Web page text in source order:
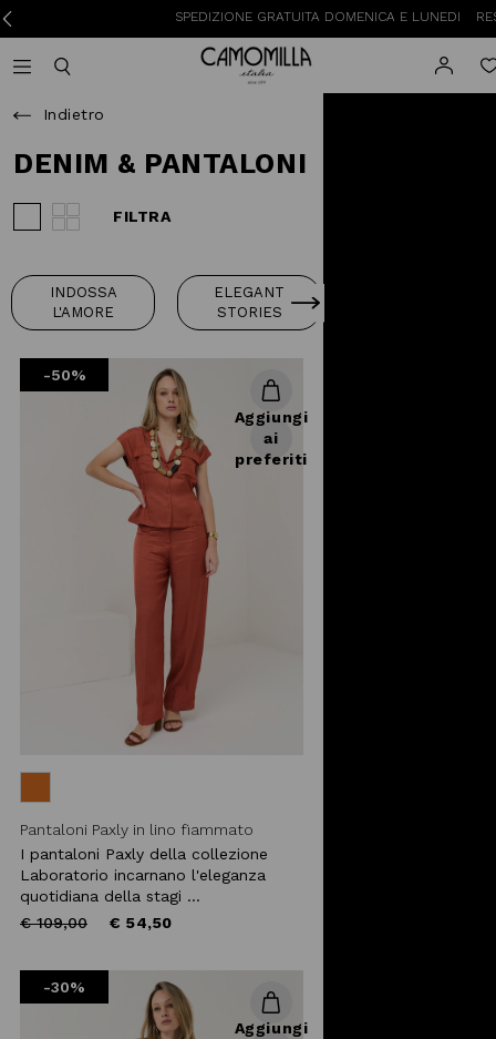
SPEDIZIONE GRATUITA DOMENICA E LUNEDI RESO
Camomilla Italia®
Indietro
DENIM & PANTALONI
FILTRA
INDOSSA
L'AMORE
ELEGANT
STORIES
-50%
Aggiungi
ai
preferiti
Pantaloni Paxly in lino fiammato
I pantaloni Paxly della collezione
Laboratorio incarnano l'eleganza
quotidiana della stagi ...
Price
€ 109,00to € 54,50
-30%
Aggiungi